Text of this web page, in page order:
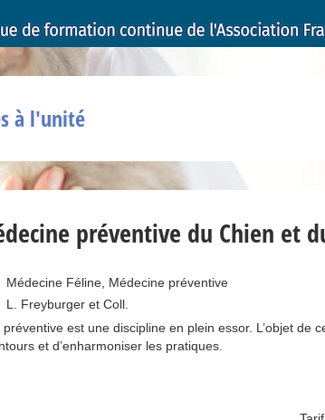
à l'unité
préventive du Chien et
Médecine Féline, Médecine préventive
L. Freyburger et Coll.
est une discipline en plein essor. L’objet de
et d’enharmoniser les pratiques.